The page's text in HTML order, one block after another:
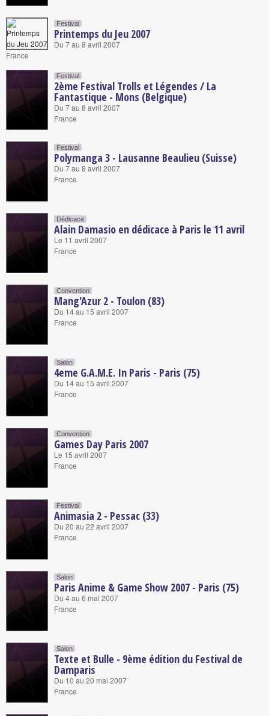
Festival
Printemps du Jeu 2007
Du 7 au 8 avril 2007
France
Festival
2ème Festival Trolls et Légendes / La
Fantastique - Mons (Belgique)
Du 7 au 8 avril 2007
France
Festival
Polymanga 3 - Lausanne Beaulieu (Suisse)
Du 7 au 8 avril 2007
France
Dédicace
Alain Damasio en dédicace à Paris le 11 avril
Le 11 avril 2007
France
Convention
Mang'Azur 2 - Toulon (83)
Du 14 au 15 avril 2007
France
Salon
4eme G.A.M.E. In Paris - Paris (75)
Du 14 au 15 avril 2007
France
Convention
Games Day Paris 2007
Le 15 avril 2007
France
Festival
Animasia 2 - Pessac (33)
Du 20 au 22 avril 2007
France
Salon
Paris Anime & Game Show 2007 - Paris (75)
Du 4 au 6 mai 2007
France
Salon
Texte et Bulle - 9ème édition du Festival de
Damparis
Du 10 au 20 mai 2007
France